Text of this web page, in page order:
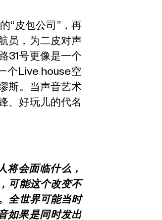
“皮包公司”，再
员，为二皮对声
31号更像是一个
个Live house空
斯。当声音艺术
、好玩儿的代名
将会面临什么，
可能这个改变不
全世界可能当时
如果是同时发出